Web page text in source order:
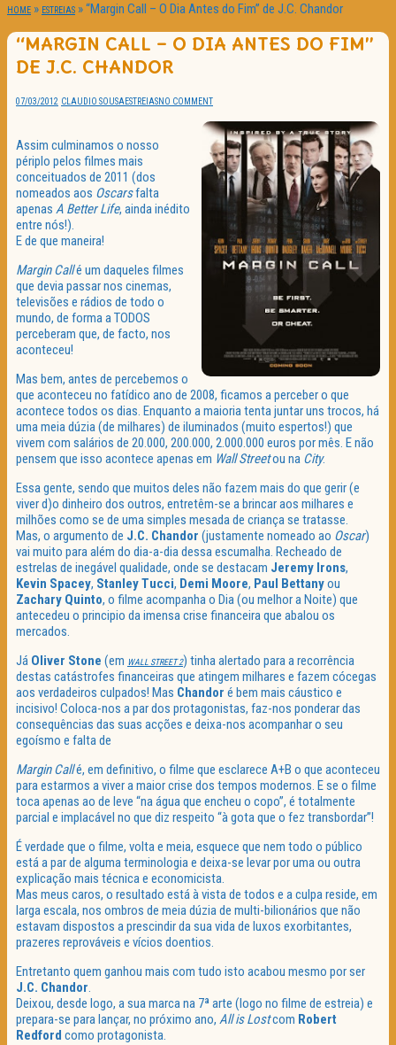
HOME » ESTREIAS »“Margin Call – O Dia Antes do Fim” de J.C. Chandor
“MARGIN CALL – O DIA ANTES DO FIM”
DE J.C. CHANDOR
07/03/2012 CLAUDIO SOUSAESTREIASNO COMMENT
Assim culminamos o nosso
périplo pelos filmes mais
conceituados de 2011 (dos
nomeados aos Oscarsfalta
apenas A Better Life, ainda inédito
entre nós!).
E de que maneira!
Margin Callé um daqueles filmes
que devia passar nos cinemas,
televisões e rádios de todo o
mundo, de forma a TODOS
perceberam que, de facto, nos
aconteceu!
Mas bem, antes de percebemos o
que aconteceu no fatídico ano de 2008, ficamos a perceber o que
acontece todos os dias. Enquanto a maioria tenta juntar uns trocos, há
uma meia dúzia (de milhares) de iluminados (muito espertos!) que
vivem com salários de 20.000, 200.000, 2.000.000 euros por mês. E não
pensem que isso acontece apenas em Wall Streetou na City.
Essa gente, sendo que muitos deles não fazem mais do que gerir (e
viver d)o dinheiro dos outros, entretêm-se a brincar aos milhares e
milhões como se de uma simples mesada de criança se tratasse.
Mas, o argumento de J.C. Chandor (justamente nomeado ao Oscar)
vai muito para além do dia-a-dia dessa escumalha. Recheado de
estrelas de inegável qualidade, onde se destacam Jeremy Irons,
Kevin Spacey, StanleyTucci, Demi Moore, Paul Bettanyou
Zachary Quinto, o filme acompanha o Dia (ou melhor a Noite) que
antecedeu o principio da imensa crise financeira que abalou os
mercados.
Já Oliver Stone (em WALL STREET 2) tinha alertado para a recorrência
destas catástrofes financeiras que atingem milhares e fazem cócegas
aos verdadeiros culpados! Mas Chandor é bem mais cáustico e
incisivo! Coloca-nos a par dos protagonistas, faz-nos ponderar das
consequências das suas acções e deixa-nos acompanhar o seu
egoísmo e falta de
Margin Callé, em definitivo, o filme que esclarece A+B o que aconteceu
para estarmos a viver a maior crise dos tempos modernos. E se o filme
toca apenas ao de leve “na água que encheu o copo”, é totalmente
parcial e implacável no que diz respeito “à gota que o fez transbordar”!
É verdade que o filme, volta e meia, esquece que nem todo o público
está a par de alguma terminologia e deixa-se levar por uma ou outra
explicação mais técnica e economicista.
Mas meus caros, o resultado está à vista de todos e a culpa reside, em
larga escala, nos ombros de meia dúzia de multi-bilionários que não
estavam dispostos a prescindir da sua vida de luxos exorbitantes,
prazeres reprováveis e vícios doentios.
Entretanto quem ganhou mais com tudo isto acabou mesmo por ser
J.C. Chandor.
Deixou, desde logo, a sua marca na 7ª arte (logo no filme de estreia) e
prepara-se para lançar, no próximo ano, All is Lostcom Robert
Redford como protagonista.